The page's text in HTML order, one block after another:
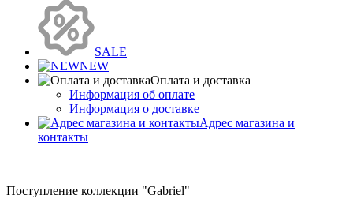
SALE
NEW
Оплата и доставка
Информация об оплате
Информация о доставке
Адрес магазина и
контакты
Поступление коллекции "Gabriel"